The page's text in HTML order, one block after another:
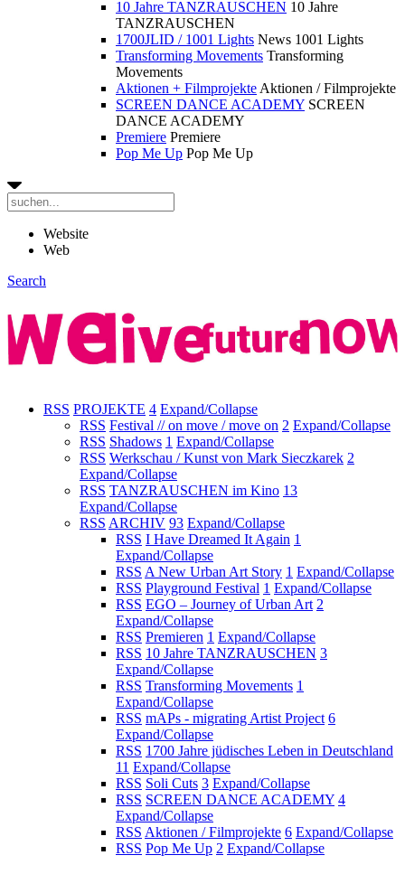
10 Jahre TANZRAUSCHEN 10 Jahre
TANZRAUSCHEN
1700JLID / 1001 Lights News 1001 Lights
Transforming Movements Transforming
Movements
Aktionen + Filmprojekte Aktionen / Filmprojekte
SCREEN DANCE ACADEMY SCREEN
DANCE ACADEMY
Premiere Premiere
Pop Me Up Pop Me Up
Website
Web
Search
RSS PROJEKTE 4 Expand/Collapse
RSS Festival // on move / move on 2 Expand/Collapse
RSS Shadows 1 Expand/Collapse
RSS Werkschau / Kunst von Mark Sieczkarek 2
Expand/Collapse
RSS TANZRAUSCHEN im Kino 13
Expand/Collapse
RSS ARCHIV 93 Expand/Collapse
RSS I Have Dreamed It Again 1
Expand/Collapse
RSS A New Urban Art Story 1 Expand/Collapse
RSS Playground Festival 1 Expand/Collapse
RSS EGO – Journey of Urban Art 2
Expand/Collapse
RSS Premieren 1 Expand/Collapse
RSS 10 Jahre TANZRAUSCHEN 3
Expand/Collapse
RSS Transforming Movements 1
Expand/Collapse
RSS mAPs - migrating Artist Project 6
Expand/Collapse
RSS 1700 Jahre jüdisches Leben in Deutschland
11 Expand/Collapse
RSS Soli Cuts 3 Expand/Collapse
RSS SCREEN DANCE ACADEMY 4
Expand/Collapse
RSS Aktionen / Filmprojekte 6 Expand/Collapse
RSS Pop Me Up 2 Expand/Collapse